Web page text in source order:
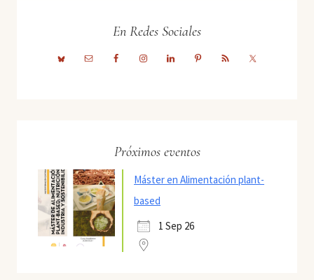
En Redes Sociales
Próximos eventos
Máster en Alimentación plant-
based
1 Sep 26